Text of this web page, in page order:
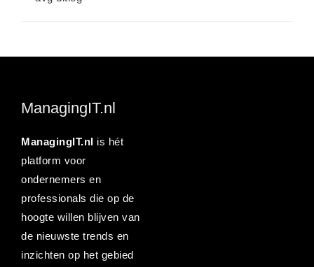
ManagingIT.nl
ManagingIT.nl is hét
platform voor
ondernemers en
professionals die op de
hoogte willen blijven van
de nieuwste trends en
inzichten op het gebied